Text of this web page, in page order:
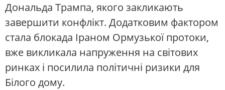
Дональда Трампа, якого закликають
завершити конфлікт. Додатковим фактором
стала блокада Іраном Ормузької протоки,
вже викликала напруження на світових
ринках і посилила політичні ризики для
Білого дому.